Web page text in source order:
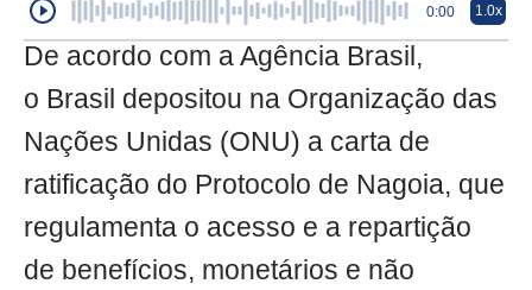
0:00 1.0x
De acordo com a Agência Brasil,
o Brasil depositou na Organização das
Nações Unidas (ONU) a carta de
ratificação do Protocolo de Nagoia, que
regulamenta o acesso e a repartição
de benefícios, monetários e não